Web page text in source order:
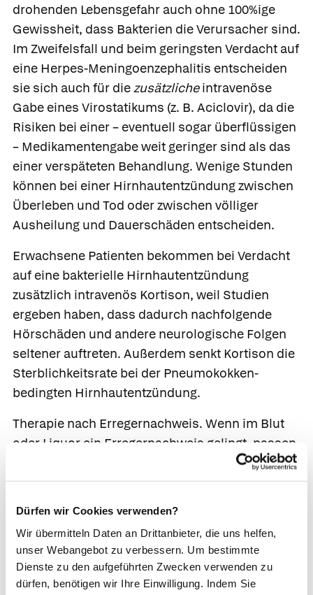
Dürfen wir Cookies verwenden?
Wir übermitteln Daten an Drittanbieter, die uns helfen,
unser Webangebot zu verbessern. Um bestimmte
Dienste zu den aufgeführten Zwecken verwenden zu
dürfen, benötigen wir Ihre Einwilligung. Indem Sie
drohenden Lebensgefahr auch ohne 100%ige
Gewissheit, dass Bakterien die Verursacher sind.
Im Zweifelsfall und beim geringsten Verdacht auf
eine Herpes-Meningoenzephalitis entscheiden
sie sich auch für diezusätzlicheintravenöse
Gabe eines Virostatikums (z. B. Aciclovir), da die
Risiken bei einer – eventuell sogar überflüssigen
– Medikamentengabe weit geringer sind als das
einer verspäteten Behandlung. Wenige Stunden
können bei einer Hirnhautentzündung zwischen
Überleben und Tod oder zwischen völliger
Ausheilung und Dauerschäden entscheiden.
Erwachsene Patienten bekommen bei Verdacht
auf eine bakterielle Hirnhautentzündung
zusätzlich intravenös Kortison, weil Studien
ergeben haben, dass dadurch nachfolgende
Hörschäden und andere neurologische Folgen
seltener auftreten. Außerdem senkt Kortison die
Sterblichkeitsrate bei der Pneumokokken-
bedingten Hirnhautentzündung.
Therapie nach Erregernachweis. Wenn im Blut
oder Liquor ein Erregernachweis gelingt, passen
die Ärzte die Therapie daran an. Bei Bakterien
wechseln die Ärzte oft vom
diagnostizierte Bakterium besser bekämpft. Sind
Parasiten, Tuberkelbakterien oder Pilze die
Auslöser, wird die Therapie ebenfalls